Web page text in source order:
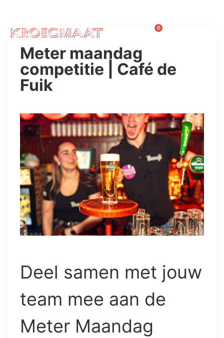
0
Meter maandag
competitie | Café de
Fuik
Deel samen met jouw
team mee aan de
Meter Maandag